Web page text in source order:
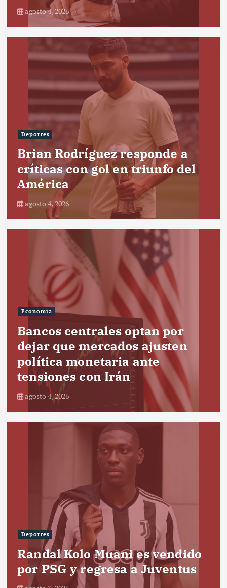
agosto 4, 2026
Deportes
Brian Rodríguez responde a
críticas con gol en triunfo del
América
agosto 4, 2026
Economía
Bancos centrales optan por
dejar que mercados ajusten
política monetaria ante
tensiones con Irán
agosto 4, 2026
Deportes
Randal Kolo Muani es vendido
por PSG y regresa a Juventus